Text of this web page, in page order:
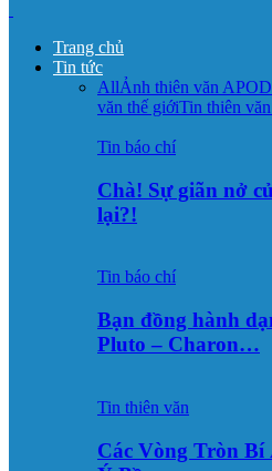
Trang chủ
Tin tức
AllẢnh thiên văn
văn thế giớiTin thiên
Tin báo chí
Chà! Sự giãn nở
lại?!
Tin báo chí
Bạn đồng hành
Pluto – Charon…
Tin thiên văn
Các Vòng Tròn